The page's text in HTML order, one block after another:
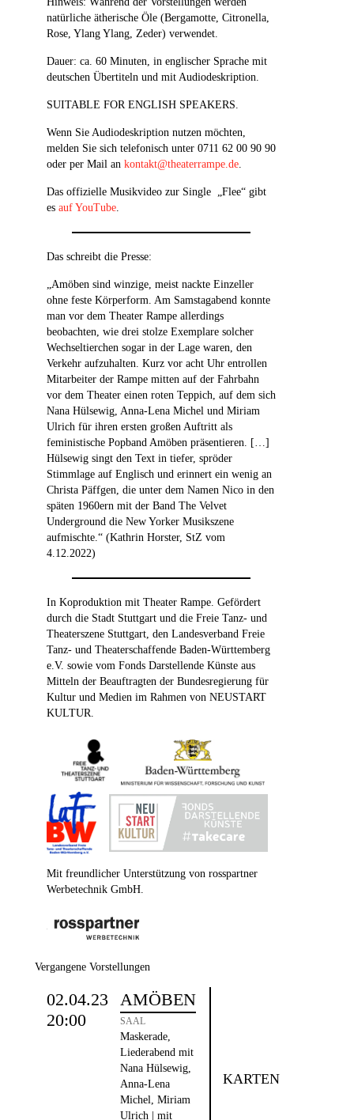
natürliche ätherische Öle (Bergamotte, Citronella,
Rose, Ylang Ylang, Zeder) verwendet.
Dauer: ca. 60 Minuten, in englischer Sprache mit
deutschen Übertiteln und mit Audiodeskription.
SUITABLE FOR ENGLISH SPEAKERS.
Wenn Sie Audiodeskription nutzen möchten,
melden Sie sich telefonisch unter 0711 62 00 90 90
oder per Mail an kontakt@theaterrampe.de.
Das offizielle Musikvideo zur Single „Flee“ gibt
es auf YouTube.
Das schreibt die Presse:
„Amöben sind winzige, meist nackte Einzeller
ohne feste Körperform. Am Samstagabend konnte
man vor dem Theater Rampe allerdings
beobachten, wie drei stolze Exemplare solcher
Wechseltierchen sogar in der Lage waren, den
Verkehr aufzuhalten. Kurz vor acht Uhr entrollen
Mitarbeiter der Rampe mitten auf der Fahrbahn
vor dem Theater einen roten Teppich, auf dem sich
Nana Hülsewig, Anna-Lena Michel und Miriam
Ulrich für ihren ersten großen Auftritt als
feministische Popband Amöben präsentieren. […]
Hülsewig singt den Text in tiefer, spröder
Stimmlage auf Englisch und erinnert ein wenig an
Christa Päffgen, die unter dem Namen Nico in den
späten 1960ern mit der Band The Velvet
Underground die New Yorker Musikszene
aufmischte.“ (Kathrin Horster, StZ vom
4.12.2022)
In Koproduktion mit Theater Rampe. Gefördert
durch die Stadt Stuttgart und die Freie Tanz- und
Theaterszene Stuttgart, den Landesverband Freie
Tanz- und Theaterschaffende Baden-Württemberg
e.V. sowie vom Fonds Darstellende Künste aus
Mitteln der Beauftragten der Bundesregierung für
Kultur und Medien im Rahmen von NEUSTART
KULTUR.
Mit freundlicher Unterstützung von rosspartner
Werbetechnik GmbH.
Vergangene Vorstellungen
02.04.23
20:00
AMÖBEN
SAAL
Maskerade,
Liederabend mit
Nana Hülsewig,
Anna-Lena
Michel, Miriam
Ulrich | mit
KARTEN